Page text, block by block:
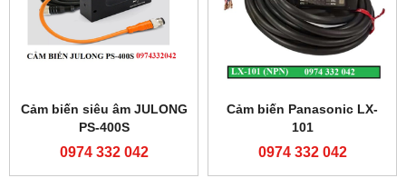
Cảm biến siêu âm JULONG
PS-400S
0974 332 042
Cảm biến Panasonic LX-
101
0974 332 042